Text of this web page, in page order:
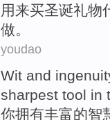
用来买圣诞礼物
做。
youdao
Wit and
sharpest tool in
你拥有丰富的智